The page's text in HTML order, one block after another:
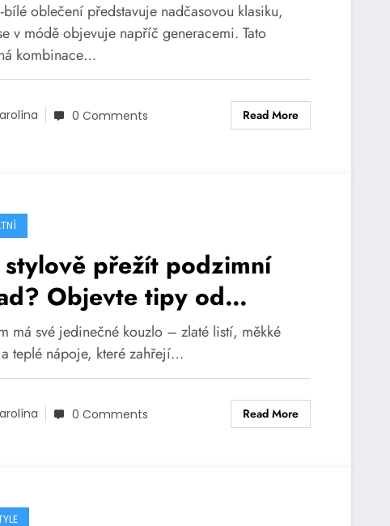
bílé oblečení představuje nadčasovou klasiku,
v módě objevuje napříč generacemi. Tato
kombinace…
0 Comments Read More
stylově přežít podzimní
Objevte tipy od
má své jedinečné kouzlo – zlaté listí, měkké
teplé nápoje, které zahřejí…
0 Comments Read More